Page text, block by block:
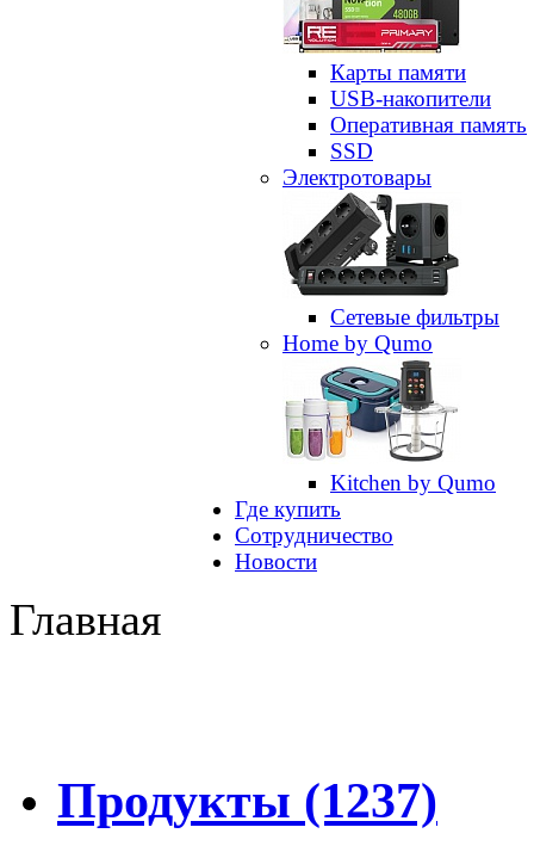
Карты памяти
USB-накопители
Оперативная память
SSD
Электротовары
Сетевые фильтры
Home by Qumo
Kitchen by Qumo
Где купить
Сотрудничество
Новости
Главная
Продукты (1237)